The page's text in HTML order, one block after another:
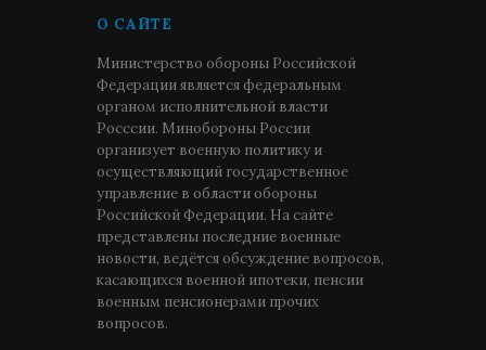
О САЙТЕ
Министерство обороны Российской
Федерации является федеральным
органом исполнительной власти
Росссии. Минобороны России
организует военную политику и
осуществляющий государственное
управление в области обороны
Российской Федерации. На сайте
представлены последние военные
новости, ведётся обсуждение вопросов,
касающихся военной ипотеки, пенсии
военным пенсионерами прочих
вопросов.